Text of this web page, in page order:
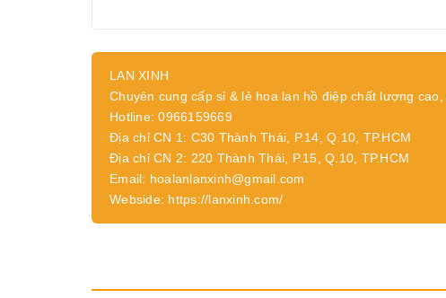
LAN XINH
Chuyên cung cấp sỉ & lẻ hoa lan hồ điệp chất lượng
Hotline: 0966159669
Địa chỉ CN 1: C30 Thành Thái, P.14, Q.10, TP.HCM
Địa chỉ CN 2: 220 Thành Thái, P.15, Q.10, TP.HCM
Email: hoalanlanxinh@gmail.com
Webside: https://lanxinh.com/